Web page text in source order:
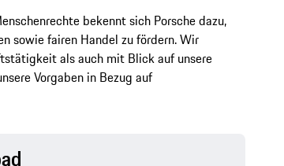
bekennt sich Porsche dazu,
sowie fairen Handel zu fördern. Wir
als auch mit Blick auf unsere
Vorgaben in Bezug auf